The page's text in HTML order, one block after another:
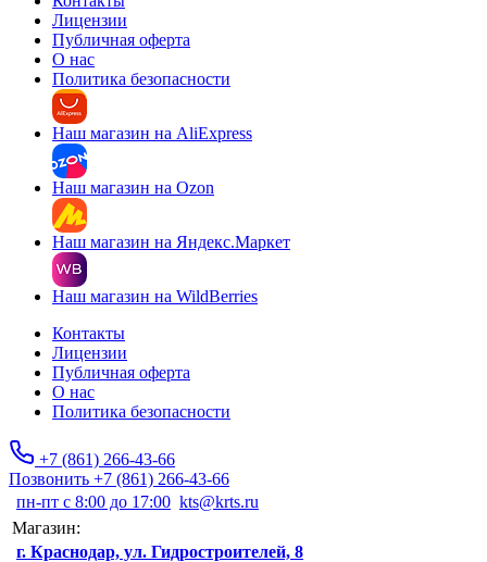
Лицензии
Публичная оферта
О нас
Политика безопасности
Наш магазин на AliExpress
Наш магазин на Ozon
Наш магазин на Яндекс.Маркет
Наш магазин на WildBerries
Контакты
Лицензии
Публичная оферта
О нас
Политика безопасности
+7 (861) 266-43-66
Позвонить +7 (861) 266-43-66
пн-пт с 8:00 до 17:00 kts@krts.ru
Магазин:
г. Краснодар, ул. Гидростроителей, 8